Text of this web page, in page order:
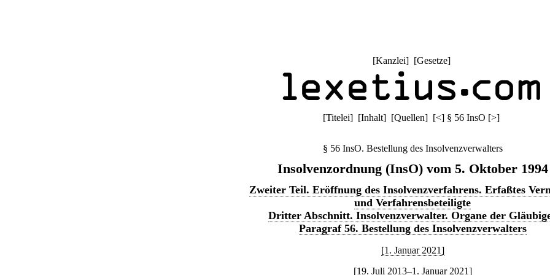
[Kanzlei] [Gesetze]
[Titelei] [Inhalt] [Quellen] [<] § 56 InsO [>]
§ 56 InsO. Bestellung des Insolvenzverwalters
Insolvenzordnung (InsO) vom 5. Oktober 1994
Zweiter Teil. Eröffnung des Insolvenzverfahrens. Erfaßtes
und Verfahrensbeteiligte
Dritter Abschnitt. Insolvenzverwalter. Organe der
Paragraf 56. Bestellung des Insolvenzverwalters
[1. Januar 2021]
[19. Juli 2013–1. Januar 2021]